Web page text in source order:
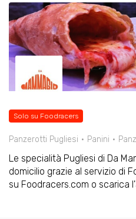
Solo su Foodracers
Panzerotti Pugliesi Panini
Le specialità Pugliesi di Da
domicilio grazie al servizio di
su Foodracers.com o scarica